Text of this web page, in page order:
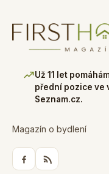
Už 11 let
přední pozice ve
Seznam.cz.
Magazín o bydlení